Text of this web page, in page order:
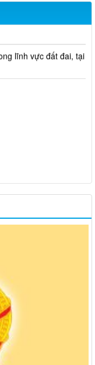
địa chỉ trụ sở làm
lĩnh vực đất đai, tại